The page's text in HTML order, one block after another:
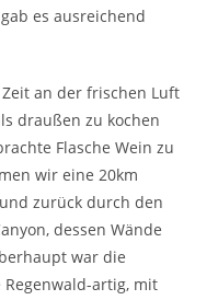
es ausreichend
an der frischen Luft
draußen zu kochen
Flasche Wein zu
wir eine 20km
zurück durch den
dessen Wände
war die
Regenwald-artig, mit